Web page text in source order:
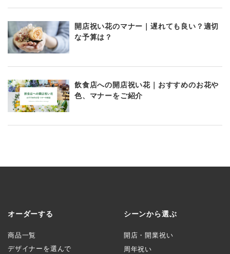
開店祝い花のマナー｜遅れても良い？適切
な予算は？
飲食店への開店祝い花｜おすすめのお花や
色、マナーをご紹介
オーダーする
商品一覧
デザイナーを選んで
シーンから選ぶ
開店・開業祝い
周年祝い